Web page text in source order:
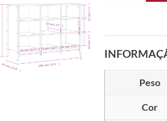
Peso
Cor